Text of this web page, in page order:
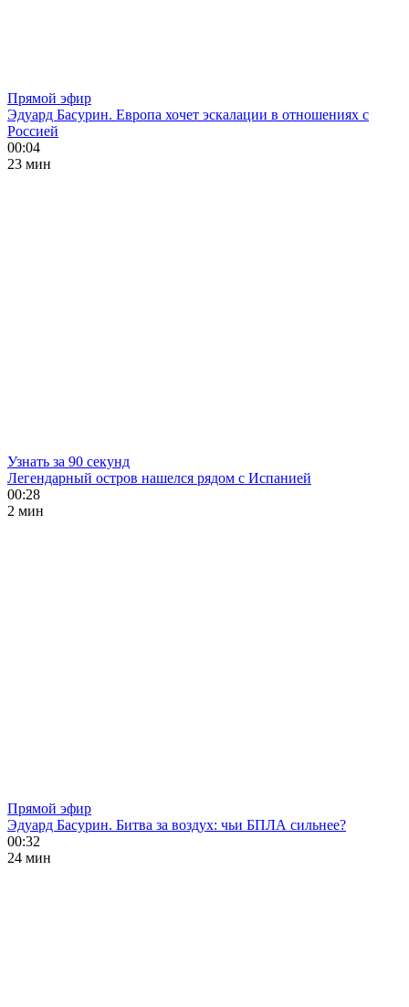
Прямой эфир
Эдуард Басурин. Европа хочет эскалации в отношениях с
Россией
00:04
23 мин
Узнать за 90 секунд
Легендарный остров нашелся рядом с Испанией
00:28
2 мин
Прямой эфир
Эдуард Басурин. Битва за воздух: чьи БПЛА сильнее?
00:32
24 мин